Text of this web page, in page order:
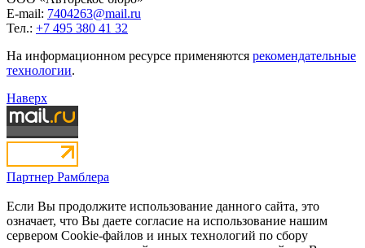
E-mail: 7404263@mail.ru
Тел.: +7 495 380 41 32
На информационном ресурсе применяются рекомендательные
технологии.
Наверх
Партнер Рамблера
Если Вы продолжите использование данного сайта, это
означает, что Вы даете согласие на использование нашим
сервером Cookie-файлов и иных технологий по сбору